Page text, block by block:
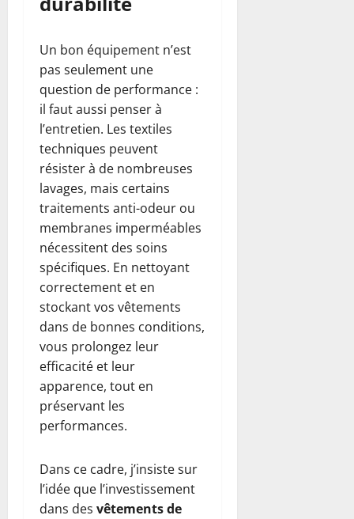
Un bon équipement n’est
pas seulement une
question de performance :
il faut aussi penser à
l’entretien. Les textiles
techniques peuvent
résister à de nombreuses
lavages, mais certains
traitements anti-odeur ou
membranes imperméables
nécessitent des soins
spécifiques. En nettoyant
correctement et en
stockant vos vêtements
dans de bonnes conditions,
vous prolongez leur
efficacité et leur
apparence, tout en
préservant les
performances.
Dans ce cadre, j’insiste sur
l’idée que l’investissement
dans des vêtements de